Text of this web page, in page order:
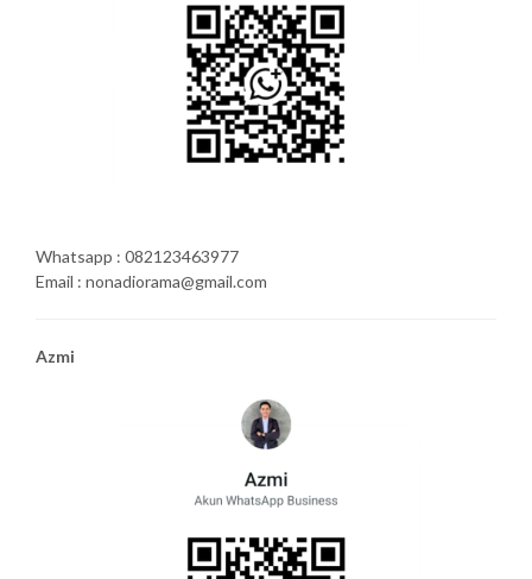
Whatsapp : 082123463977
Email : nonadiorama@gmail.com
Azmi